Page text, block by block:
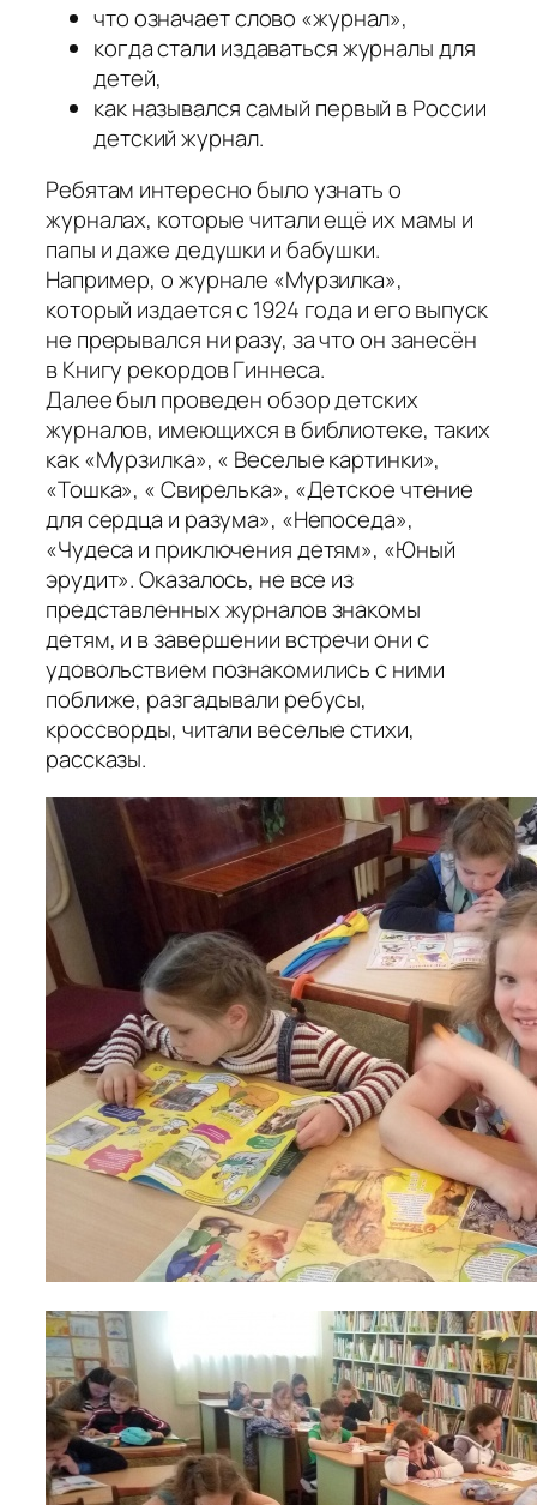
что означает слово «журнал»,
когда стали издаваться журналы для
детей,
как назывался самый первый в России
детский журнал.
Ребятам интересно было узнать о
журналах, которые читали ещё их мамы и
папы и даже дедушки и бабушки.
Например, о журнале «Мурзилка»,
который издается с 1924 года и его выпуск
не прерывался ни разу, за что он занесён
в Книгу рекордов Гиннеса.
Далее был проведен обзор детских
журналов, имеющихся в библиотеке, таких
как «Мурзилка», « Веселые картинки»,
«Тошка», « Свирелька», «Детское чтение
для сердца и разума», «Непоседа»,
«Чудеса и приключения детям», «Юный
эрудит». Оказалось, не все из
представленных журналов знакомы
детям, и в завершении встречи они с
удовольствием познакомились с ними
поближе, разгадывали ребусы,
кроссворды, читали веселые стихи,
рассказы.